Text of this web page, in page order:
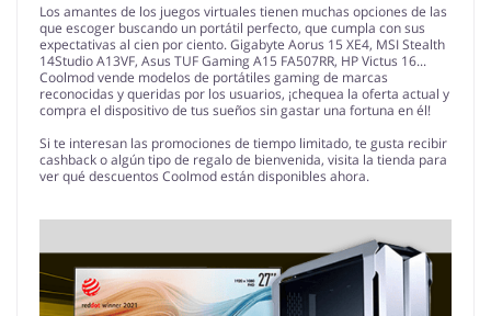
Los amantes de los juegos virtuales tienen muchas opciones de las
que escoger buscando un portátil perfecto, que cumpla con sus
expectativas al cien por ciento. Gigabyte Aorus 15 XE4, MSI Stealth
14Studio A13VF, Asus TUF Gaming A15 FA507RR, HP Victus 16...
Coolmod vende modelos de portátiles gaming de marcas
reconocidas y queridas por los usuarios, ¡chequea la oferta actual y
compra el dispositivo de tus sueños sin gastar una fortuna en él!
Si te interesan las promociones de tiempo limitado, te gusta recibir
cashback o algún tipo de regalo de bienvenida, visita la tienda para
ver qué descuentos Coolmod están disponibles ahora.